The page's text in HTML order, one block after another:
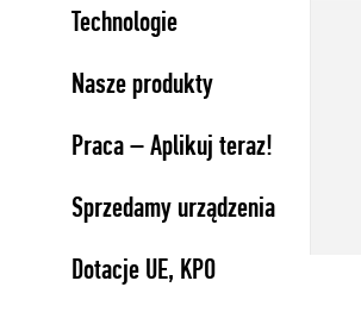
Technologie
Nasze produkty
Praca – Aplikuj teraz!
Sprzedamy urządzenia
Dotacje UE, KPO